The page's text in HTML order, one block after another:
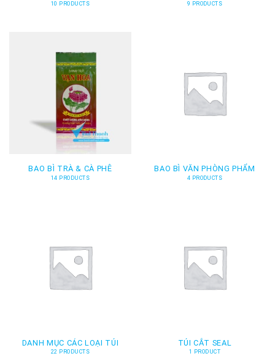
10 PRODUCTS 9 PRODUCTS
BAO BÌ TRÀ & CÀ PHÊ
14 PRODUCTS
BAO BÌ VĂN PHÒNG PHẨM
4 PRODUCTS
DANH MỤC CÁC LOẠI TÚI
22 PRODUCTS
TÚI CẮT SEAL
1 PRODUCT